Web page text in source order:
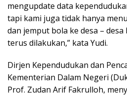
mengupdate data
tapi kami juga tidak hanya
dan jemput bola ke desa –
terus dilakukan,” kata Yudi.
Dirjen Kependudukan dan
Kementerian Dalam Negeri
Prof. Zudan Arif Fakrulloh,